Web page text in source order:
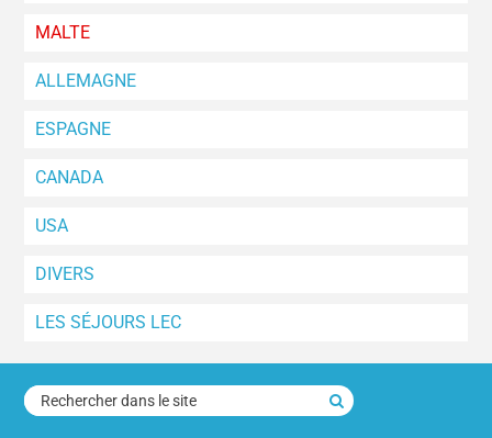
MALTE
ALLEMAGNE
ESPAGNE
CANADA
USA
DIVERS
LES SÉJOURS LEC
rechercher
dans